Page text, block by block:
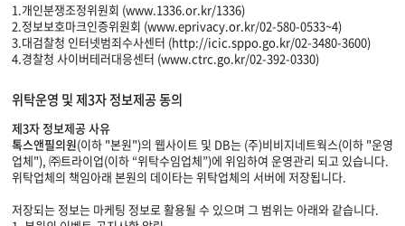
1.개인분쟁조정위원회 (www.1336.or.kr/1336)
2.정보보호마크인증위원회 (www.eprivacy.or.kr/02-580-0533~4)
3.대검찰청 인터넷범죄수사센터 (http://icic.sppo.go.kr/02-3480-3600)
4.경찰청 사이버테러대응센터 (www.ctrc.go.kr/02-392-0330)
위탁운영 및 제3자 정보제공 동의
제3자 정보제공 사유
톡스앤필의원(이하 "본원")의 웹사이트 및 DB는 (주)비비지네트웍스(이하 "운영
업체"), ㈜트라이업(이하 “위탁수임업체”)에 위임하여 운영관리 되고 있습니다.
위탁업체의 책임아래 본원의 데이타는 위탁업체의 서버에 저장됩니다.
저장되는 정보는 마케팅 정보로 활용될 수 있으며 그 범위는 아래와 같습니다.